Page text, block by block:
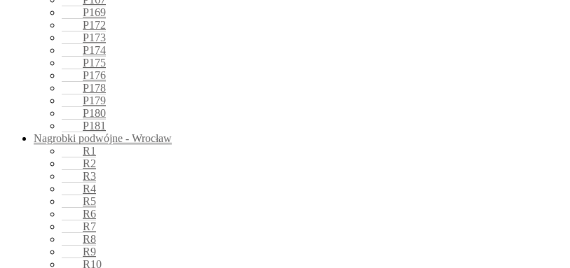
P169
P172
P173
P174
P175
P176
P178
P179
P180
P181
Nagrobki podwójne - Wrocław
R1
R2
R3
R4
R5
R6
R7
R8
R9
R10